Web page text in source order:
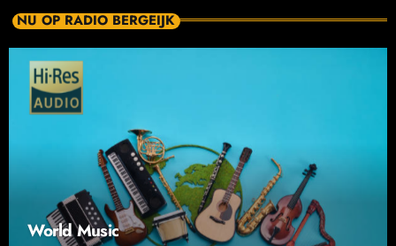
NU OP RADIO BERGEIJK
World Music